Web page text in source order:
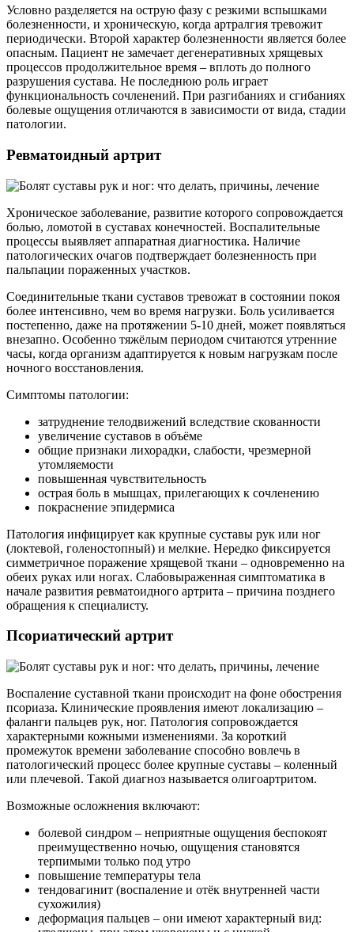
Условно разделяется на острую фазу с резкими вспышками
болезненности, и хроническую, когда артралгия тревожит
периодически. Второй характер болезненности является более
опасным. Пациент не замечает дегенеративных хрящевых
процессов продолжительное время – вплоть до полного
разрушения сустава. Не последнюю роль играет
функциональность сочленений. При разгибаниях и сгибаниях
болевые ощущения отличаются в зависимости от вида, стадии
патологии.
Ревматоидный артрит
Хроническое заболевание, развитие которого сопровождается
болью, ломотой в суставах конечностей. Воспалительные
процессы выявляет аппаратная диагностика. Наличие
патологических очагов подтверждает болезненность при
пальпации пораженных участков.
Соединительные ткани суставов тревожат в состоянии покоя
более интенсивно, чем во время нагрузки. Боль усиливается
постепенно, даже на протяжении 5-10 дней, может появляться
внезапно. Особенно тяжёлым периодом считаются утренние
часы, когда организм адаптируется к новым нагрузкам после
ночного восстановления.
Симптомы патологии:
затруднение телодвижений вследствие скованности
увеличение суставов в объёме
общие признаки лихорадки, слабости, чрезмерной
утомляемости
повышенная чувствительность
острая боль в мышцах, прилегающих к сочленению
покраснение эпидермиса
Патология инфицирует как крупные суставы рук или ног
(локтевой, голеностопный) и мелкие. Нередко фиксируется
симметричное поражение хрящевой ткани – одновременно на
обеих руках или ногах. Слабовыраженная симптоматика в
начале развития ревматоидного артрита – причина позднего
обращения к специалисту.
Псориатический артрит
Воспаление суставной ткани происходит на фоне обострения
псориаза. Клинические проявления имеют локализацию –
фаланги пальцев рук, ног. Патология сопровождается
характерными кожными изменениями. За короткий
промежуток времени заболевание способно вовлечь в
патологический процесс более крупные суставы – коленный
или плечевой. Такой диагноз называется олигоартритом.
Возможные осложнения включают:
болевой синдром – неприятные ощущения беспокоят
преимущественно ночью, ощущения становятся
терпимыми только под утро
повышение температуры тела
тендовагинит (воспаление и отёк внутренней части
сухожилия)
деформация пальцев – они имеют характерный вид: